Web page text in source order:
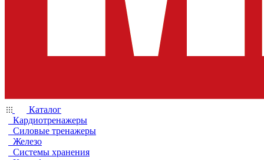
Каталог
Кардиотренажеры
Силовые тренажеры
Железо
Системы хранения